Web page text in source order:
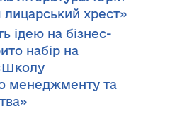
хрест»
ідею на бізнес-
набір на
менеджменту та